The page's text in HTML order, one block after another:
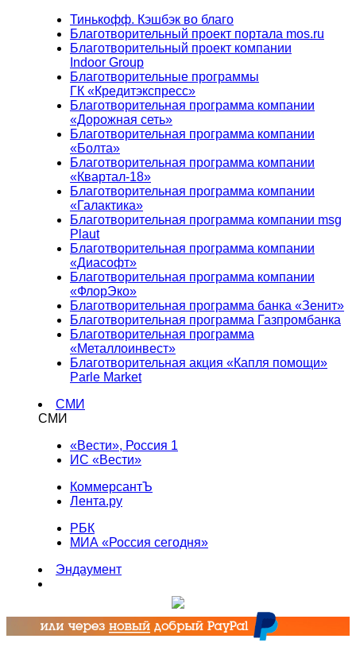
Тинькофф. Кэшбэк во благо
Благотворительный проект портала mos.ru
Благотворительный проект компании
Indoor Group
Благотворительные программы
ГК «Кредитэкспресс»
Благотворительная программа компании
«Дорожная сеть»
Благотворительная программа компании
«Болта»
Благотворительная программа компании
«Квартал-18»
Благотворительная программа компании
«Галактика»
Благотворительная программа компании msg
Plaut
Благотворительная программа компании
«Диасофт»
Благотворительная программа компании
«ФлорЭко»
Благотворительная программа банка «Зенит»
Благотворительная программа Газпромбанка
Благотворительная программа
«Металлоинвест»
Благотворительная акция «Капля помощи»
Parle Market
СМИ
СМИ
«Вести», Россия 1
ИС «Вести»
КоммерсантЪ
Лента.ру
РБК
МИА «Россия сегодня»
Эндаумент